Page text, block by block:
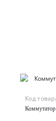
Код